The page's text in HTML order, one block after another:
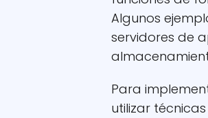
Algunos
servidores de
Para
utilizar